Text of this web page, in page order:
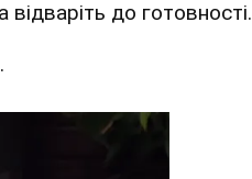
до готовності.